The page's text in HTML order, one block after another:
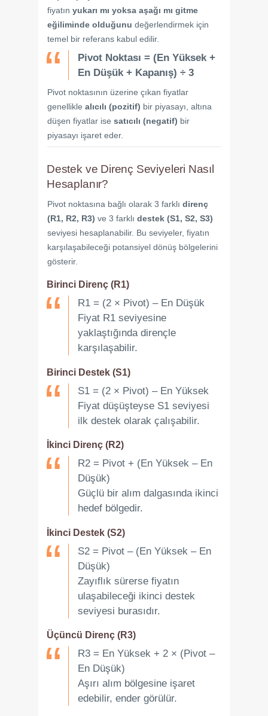
fiyatın yukarı mı yoksa aşağı mı gitme
eğiliminde olduğunu değerlendirmek için
temel bir referans kabul edilir.
Pivot Noktası = (En Yüksek +
En Düşük + Kapanış) ÷ 3
Pivot noktasının üzerine çıkan fiyatlar
genellikle alıcılı (pozitif) bir piyasayı, altına
düşen fiyatlar ise satıcılı (negatif) bir
piyasayı işaret eder.
Destek ve Direnç Seviyeleri Nasıl
Hesaplanır?
Pivot noktasına bağlı olarak 3 farklı direnç
(R1, R2, R3) ve 3 farklı destek (S1, S2, S3)
seviyesi hesaplanabilir. Bu seviyeler, fiyatın
karşılaşabileceği potansiyel dönüş bölgelerini
gösterir.
Birinci Direnç (R1)
R1 = (2 × Pivot) – En Düşük
Fiyat R1 seviyesine
yaklaştığında dirençle
karşılaşabilir.
Birinci Destek (S1)
S1 = (2 × Pivot) – En Yüksek
Fiyat düşüşteyse S1 seviyesi
ilk destek olarak çalışabilir.
İkinci Direnç (R2)
R2 = Pivot + (En Yüksek – En
Düşük)
Güçlü bir alım dalgasında ikinci
hedef bölgedir.
İkinci Destek (S2)
S2 = Pivot – (En Yüksek – En
Düşük)
Zayıflık sürerse fiyatın
ulaşabileceği ikinci destek
seviyesi burasıdır.
Üçüncü Direnç (R3)
R3 = En Yüksek + 2 × (Pivot –
En Düşük)
Aşırı alım bölgesine işaret
edebilir, ender görülür.